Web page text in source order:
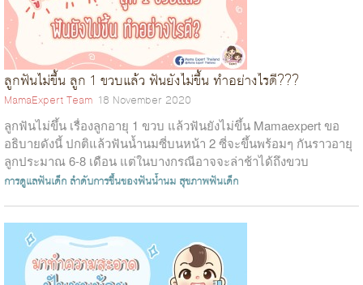
ลูกฟันไม่ขึ้น ลูก 1 ขวบแล้ว ฟันยังไม่ขึ้น ทำอย่างไรดี???
MamaExpert Team 18 November 2020
ลูกฟันไม่ขึ้น เรื่องลูกอายุ 1 ขวบ แล้วฟันยังไม่ขึ้น Mamaexpert ขอ
อธิบายดังนี้ ปกติแล้วฟันน้ำนมซี่บนหน้า 2 ซี่จะขึ้นพร้อมๆ กันราวอายุ
ลูกประมาณ 6-8 เดือน แต่ในบางกรณีอาจจะล่าช้าได้ถึงขวบ
ครึ่ง&nb...
การดูแลฟันเด็ก ลำดับการขึ้นของฟันน้ำนม สุขภาพฟันเด็ก